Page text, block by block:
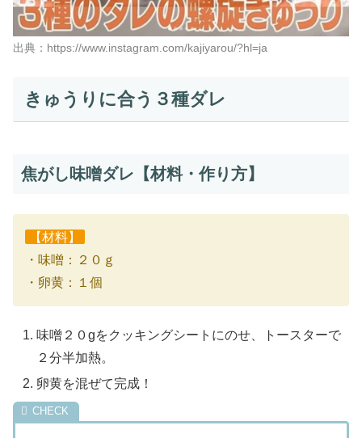
出典：https://www.instagram.com/kajiyarou/?hl=ja
きゅうりに合う３種ダレ
焦がし味噌ダレ【材料・作り方】
【材料】
・味噌：２０ｇ
・卵黄：１個
味噌２０gをクッキングシートにのせ、トースターで
２分半加熱。
卵黄を混ぜて完成！